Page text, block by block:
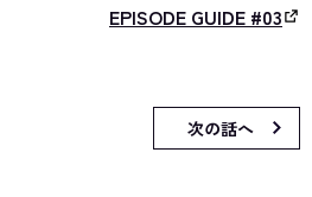
EPISODE GUIDE #03
次の話へ